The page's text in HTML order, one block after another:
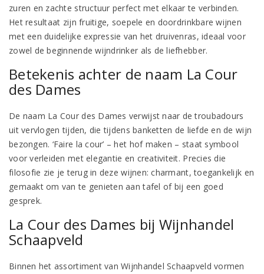
zuren en zachte structuur perfect met elkaar te verbinden.
Het resultaat zijn fruitige, soepele en doordrinkbare wijnen
met een duidelijke expressie van het druivenras, ideaal voor
zowel de beginnende wijndrinker als de liefhebber.
Betekenis achter de naam La Cour
des Dames
De naam La Cour des Dames verwijst naar de troubadours
uit vervlogen tijden, die tijdens banketten de liefde en de wijn
bezongen. ‘Faire la cour’ – het hof maken – staat symbool
voor verleiden met elegantie en creativiteit. Precies die
filosofie zie je terug in deze wijnen: charmant, toegankelijk en
gemaakt om van te genieten aan tafel of bij een goed
gesprek.
La Cour des Dames bij Wijnhandel
Schaapveld
Binnen het assortiment van Wijnhandel Schaapveld vormen